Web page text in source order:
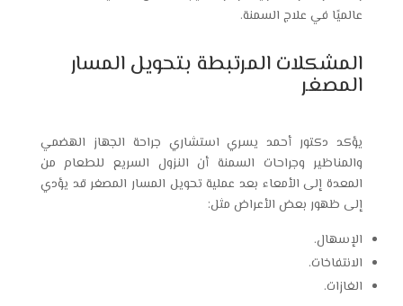
عالميًا في علاج السمنة.
المشكلات المرتبطة بتحويل المسار
المصغر
يؤكد دكتور أحمد يسري استشاري جراحة الجهاز الهضمي
والمناظير وجراحات السمنة أن النزول السريع للطعام من
المعدة إلى الأمعاء بعد عملية تحويل المسار المصغر قد يؤدي
إلى ظهور بعض الأعراض مثل:
الإسهال.
الانتفاخات.
الغازات.